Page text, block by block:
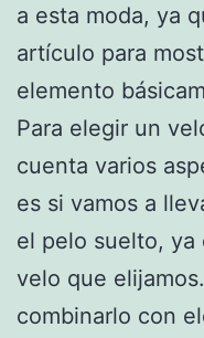
a esta moda, ya
artículo para
elemento
Para elegir un
cuenta varios
es si vamos a
el pelo suelto, ya
velo que
combinarlo con